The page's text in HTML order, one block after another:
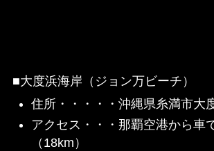
■大度浜海岸（ジョン万ビーチ）
住所・・・・・沖縄県糸満市大
アクセス・・・那覇空港から車
（18km）